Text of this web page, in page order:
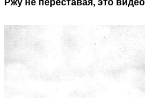
Ржу не переставая, это